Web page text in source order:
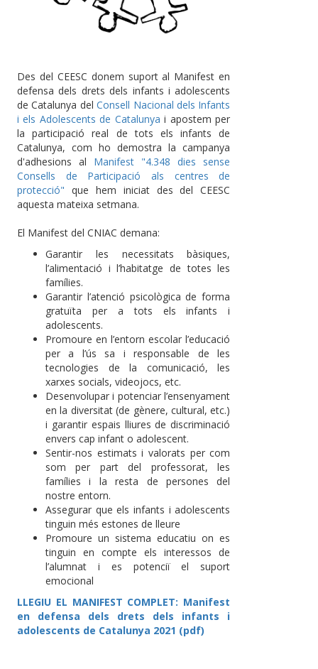
Des del CEESC donem suport al Manifest en
defensa dels drets dels infants i adolescents
de Catalunya delConsell Nacional dels Infants
i els Adolescents de Catalunyai apostem per
la participació real de tots els infants de
Catalunya, com ho demostra la campanya
d'adhesions al Manifest "4.348 dies sense
Consells de Participació als centres de
protecció" que hem iniciat des del CEESC
aquesta mateixa setmana.
El Manifest del CNIAC demana:
Garantir les necessitats bàsiques,
l’alimentació i l’habitatge de totes les
famílies.
Garantir l’atenció psicològica de forma
gratuïta per a tots els infants i
adolescents.
Promoure en l’entorn escolar l’educació
per a l’ús sa i responsable de les
tecnologies de la comunicació, les
xarxes socials, videojocs, etc.
Desenvolupar i potenciar l’ensenyament
en la diversitat (de gènere, cultural, etc.)
i garantir espais lliures de discriminació
envers cap infant o adolescent.
Sentir-nos estimats i valorats per com
som per part del professorat, les
famílies i la resta de persones del
nostre entorn.
Assegurar que els infants i adolescents
tinguin més estones de lleure
Promoure un sistema educatiu on es
tinguin en compte els interessos de
l’alumnat i es potenciï el suport
emocional
LLEGIU EL MANIFEST COMPLET: Manifest
en defensa dels drets dels infants i
adolescents de Catalunya 2021 (pdf)